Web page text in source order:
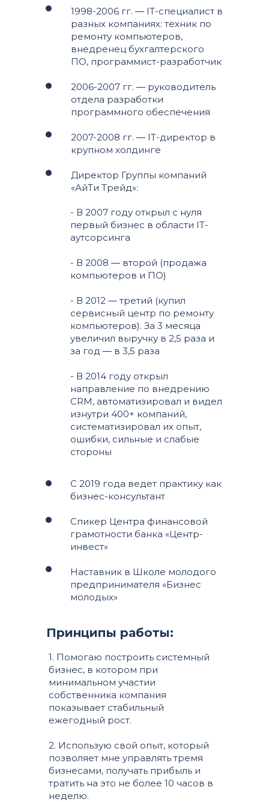
1998-2006 гг. ― IT-специалист в
разных компаниях: техник по
ремонту компьютеров,
внедренец бухгалтерского
ПО, программист-разработчик
2006-2007 гг. ― руководитель
отдела разработки
программного обеспечения
2007-2008 гг. ― IT-директор в
крупном холдинге
Директор Группы компаний
«АйТи Трейд»:
Принципы работы:
1. Помогаю построить системный
бизнес, в котором при
минимальном участии
собственника компания
показывает стабильный
ежегодный рост.
2. Использую свой опыт, который
позволяет мне управлять тремя
бизнесами, получать прибыль и
тратить на это не более 10 часов в
неделю.
- В 2007 году открыл с нуля
первый бизнес в области IT-
аутсорсинга
- В 2008 ― второй (продажа
компьютеров и ПО)
- В 2012 ― третий (купил
сервисный центр по ремонту
компьютеров). За 3 месяца
увеличил выручку в 2,5 раза и
за год ― в 3,5 раза
- В 2014 году открыл
направление по внедрению
CRM, автоматизировал и видел
изнутри 400+ компаний,
систематизировал их опыт,
ошибки, сильные и слабые
стороны
С 2019 года ведет практику как
бизнес-консультант
Спикер Центра финансовой
грамотности банка «Центр-
инвест»
Наставник в Школе молодого
предпринимателя «Бизнес
молодых»